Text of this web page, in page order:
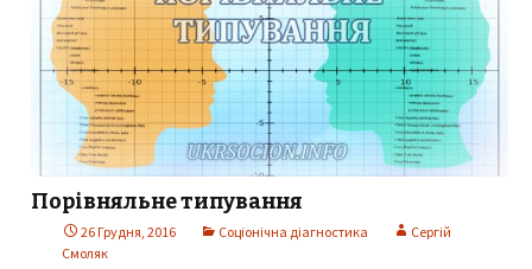
Порівняльне типування
26 Грудня, 2016 Соціонічна діагностика
Сергій
Смоляк